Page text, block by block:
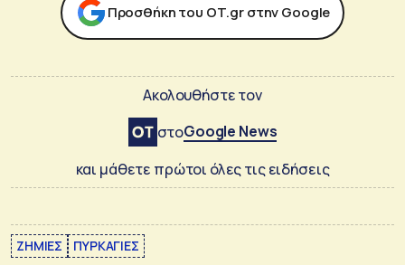
Προσθήκη του ΟΤ.gr στην Google
Ακολουθήστε τον
στοGoogle News
και μάθετε πρώτοι όλες τις ειδήσεις
ΖΗΜΙΕΣ ΠΥΡΚΑΓΙΕΣ